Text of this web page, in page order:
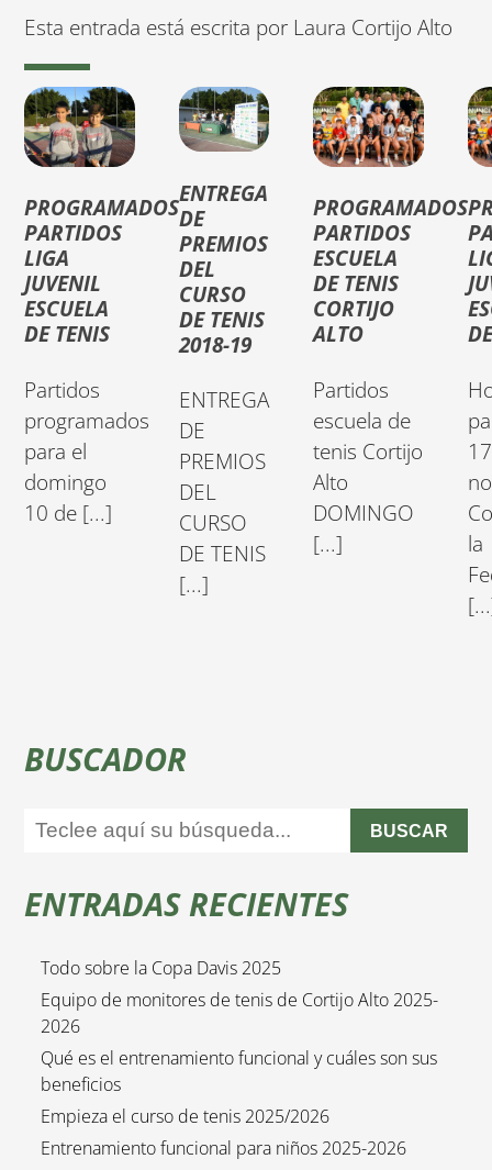
Esta entrada está escrita por Laura Cortijo Alto
PROGRAMADOS
PARTIDOS
LIGA
JUVENIL
ESCUELA
DE TENIS
Partidos
programados
para el
domingo
10 de [...]
ENTREGA
DE
PREMIOS
DEL
CURSO
DE TENIS
2018-19
ENTREGA
DE
PREMIOS
DEL
CURSO
DE TENIS
[...]
PROGRAMADOS
PARTIDOS
ESCUELA
DE TENIS
CORTIJO
ALTO
Partidos
escuela de
tenis Cortijo
Alto
DOMINGO
[...]
la
BUSCADOR
BUSCAR
ENTRADAS RECIENTES
Todo sobre la Copa Davis 2025
Equipo de monitores de tenis de Cortijo Alto 2025-
2026
Qué es el entrenamiento funcional y cuáles son sus
beneficios
Empieza el curso de tenis 2025/2026
Entrenamiento funcional para niños 2025-2026